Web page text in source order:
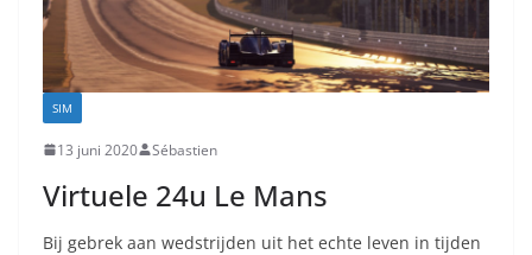
SIM
13 juni 2020 Sébastien
Virtuele 24u Le Mans
Bij gebrek aan wedstrijden uit het echte leven in tijden